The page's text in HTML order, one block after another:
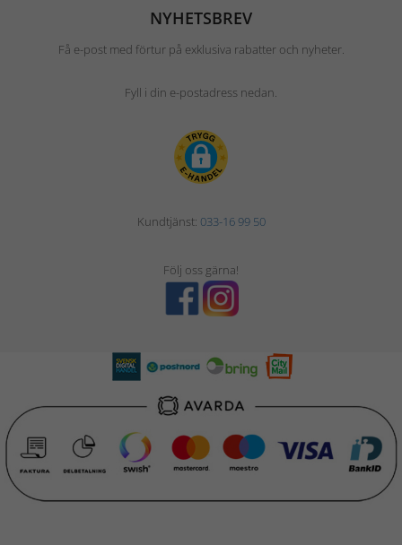
NYHETSBREV
Få e-post med förtur på exklusiva rabatter och nyheter.
Fyll i din e-postadress nedan.
Kundtjänst: 033-16 99 50
Följ oss gärna!